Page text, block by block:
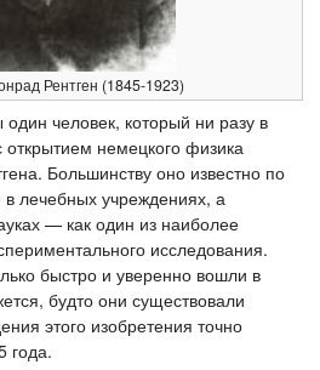
Рентген (1845-1923)
человек, который ни разу в
немецкого физика
Большинству оно известно по
в лечебных учреждениях, а
— как один из наиболее
исследования.
быстро и уверенно вошли в
будто они существовали
этого изобретения точно
года.